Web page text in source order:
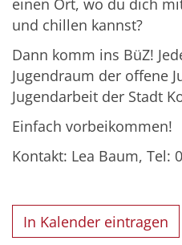
einen Ort, wo du dich
und chillen kannst?
Dann komm ins BüZ!
Jugendraum der offene
Jugendarbeit der Stadt
Einfach vorbeikommen!
Kontakt: Lea Baum, Tel:
In Kalender eintragen